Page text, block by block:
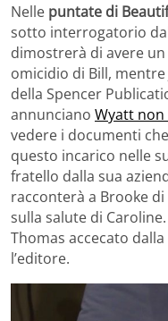
Nelle puntate di
sotto interrogatorio
dimostrerà di avere
omicidio di Bill,
della Spencer
annunciano Wyatt non
vedere i documenti
questo incarico nelle
fratello dalla sua
racconterà a Brooke
sulla salute di
Thomas accecato
l’editore.